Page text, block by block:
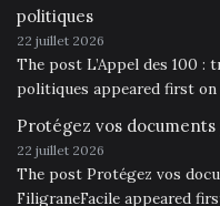
politiques
22 juillet 2026
The post L’Appel des 100 :
politiques appeared first on
Protégez vos
22 juillet 2026
The post Protégez vos
FiligraneFacile appeared